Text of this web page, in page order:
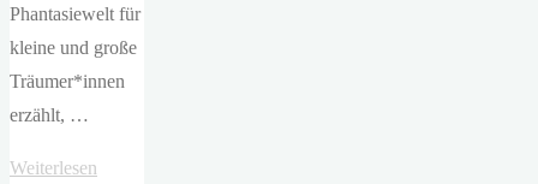
Phantasiewelt für
kleine und große
Träumer*innen
erzählt, …
Weiterlesen